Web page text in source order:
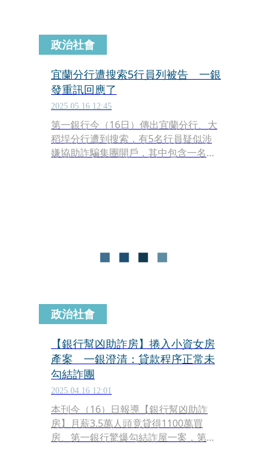
政治社會
宜蘭分行遭搜索5行員列被告 一銀
發重訊回應了
2025.05.16 12:45
第一銀行今（16日）傳出宜蘭分行、大
稻埕分行遭到搜索，有5名行員疑似涉
嫌協助詐騙集團開戶，其中包含一名已
政治社會
【銀行幫凶助詐房】捲入小資女房
產案 一銀澄清：貸款程序正常未
勾結詐團
2025.04.16 12:01
本刊今（16）日報導【銀行幫凶助詐
房】月薪3.5萬人頭竟貸得1100萬買
房、第一銀行驚爆勾結詐屋一案，第一